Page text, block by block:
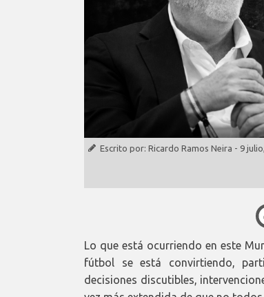
Escrito por: Ricardo Ramos Neira - 9
Lo que está ocurriendo en este
fútbol se está convirtiendo,
decisiones discutibles,